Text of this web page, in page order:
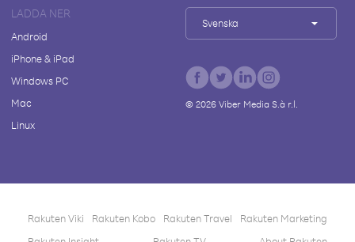
LADDA NER
Android
iPhone & iPad
Windows PC
Mac
Linux
Svenska
© 2026Viber Media S.à r.l.
Rakuten Viki Rakuten Kobo Rakuten Travel
Rakuten Marketing